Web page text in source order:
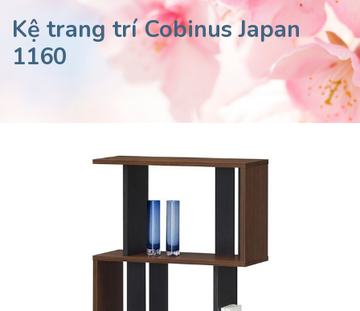
Kệ trang trí Cobinus Japan
1160